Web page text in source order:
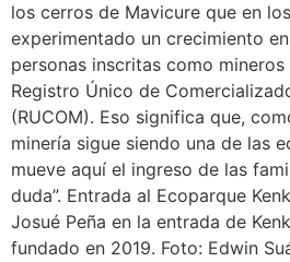
los cerros de Mavicure que en
experimentado un crecimiento
personas inscritas como
Registro Único de
(RUCOM). Eso significa que,
minería sigue siendo una de las
mueve aquí el ingreso de las
duda”. Entrada al Ecoparque
Josué Peña en la entrada de
fundado en 2019. Foto: Edwin